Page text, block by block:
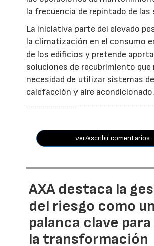
la frecuencia de repintado de las
La iniciativa parte del elevado
la climatización en el consumo
de los edificios y pretende
soluciones de recubrimiento que
necesidad de utilizar sistemas de
calefacción y aire acondicionado.
ver/escribir comentarios
AXA destaca la
del riesgo como
palanca clave para
la transformación